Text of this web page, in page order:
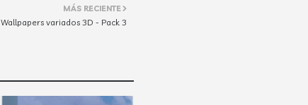
MÁS RECIENTE
Wallpapers variados 3D - Pack 3